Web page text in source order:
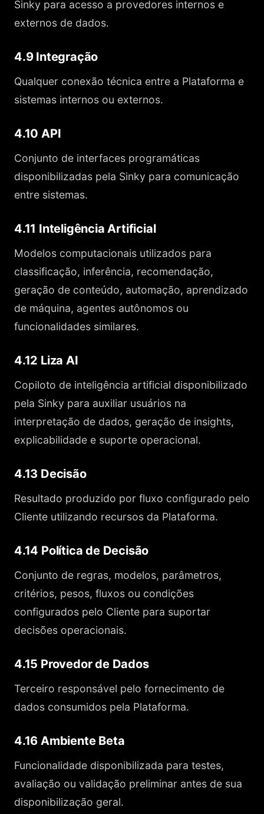
Sinky para acesso a provedores internos e
externos de dados.
4.9 Integração
Qualquer conexão técnica entre a Plataforma e
sistemas internos ou externos.
4.10 API
Conjunto de interfaces programáticas
disponibilizadas pela Sinky para comunicação
entre sistemas.
4.11 Inteligência Artificial
Modelos computacionais utilizados para
classificação, inferência, recomendação,
geração de conteúdo, automação, aprendizado
de máquina, agentes autônomos ou
funcionalidades similares.
4.12 Liza AI
Copiloto de inteligência artificial disponibilizado
pela Sinky para auxiliar usuários na
interpretação de dados, geração de insights,
explicabilidade e suporte operacional.
4.13 Decisão
Resultado produzido por fluxo configurado pelo
Cliente utilizando recursos da Plataforma.
4.14 Política de Decisão
Conjunto de regras, modelos, parâmetros,
critérios, pesos, fluxos ou condições
configurados pelo Cliente para suportar
decisões operacionais.
4.15 Provedor de Dados
Terceiro responsável pelo fornecimento de
dados consumidos pela Plataforma.
4.16 Ambiente Beta
Funcionalidade disponibilizada para testes,
avaliação ou validação preliminar antes de sua
disponibilização geral.